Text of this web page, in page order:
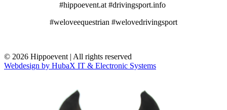
#hippoevent.at #drivingsport.info
#weloveequestrian #welovedrivingsport
© 2026 Hippoevent | All rights reserved
Webdesign by HubaX IT & Electronic Systems